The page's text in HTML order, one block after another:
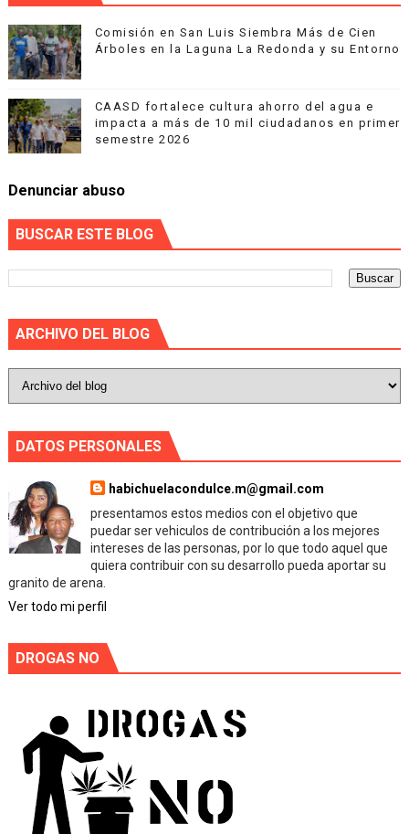
Comisión en San Luis Siembra Más de Cien
Árboles en la Laguna La Redonda y su Entorno
CAASD fortalece cultura ahorro del agua e
impacta a más de 10 mil ciudadanos en primer
semestre 2026
Denunciar abuso
BUSCAR ESTE BLOG
ARCHIVO DEL BLOG
DATOS PERSONALES
habichuelacondulce.m@gmail.com
presentamos estos medios con el objetivo que
puedar ser vehiculos de contribución a los mejores
intereses de las personas, por lo que todo aquel que
quiera contribuir con su desarrollo pueda aportar su
granito de arena.
Ver todo mi perfil
DROGAS NO